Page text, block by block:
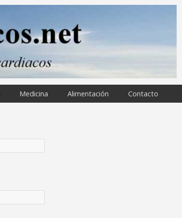
Medicina Alimentación Contacto